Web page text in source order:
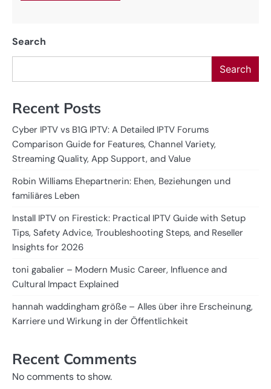
Search
Search
Recent Posts
Cyber IPTV vs B1G IPTV: A Detailed IPTV Forums
Comparison Guide for Features, Channel Variety,
Streaming Quality, App Support, and Value
Robin Williams Ehepartnerin: Ehen, Beziehungen und
familiäres Leben
Install IPTV on Firestick: Practical IPTV Guide with Setup
Tips, Safety Advice, Troubleshooting Steps, and Reseller
Insights for 2026
toni gabalier – Modern Music Career, Influence and
Cultural Impact Explained
hannah waddingham größe – Alles über ihre Erscheinung,
Karriere und Wirkung in der Öffentlichkeit
Recent Comments
No comments to show.